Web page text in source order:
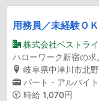
用務員／未経験Ｏ
株式会社ベストラ
ハローワーク新宿の求
岐阜県中津川市北
パート・アルバイト
時給 1,070円